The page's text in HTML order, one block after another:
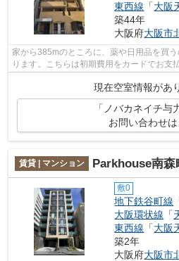
東西線 「大阪
築44年
大阪府大阪市
家から385mのところに、薬や日用品を買
ります。こちらは初期費用をカードでお支
現在空室情報があ
「ノバカネイチ与
お問い合わせ
賃貸 | マンション Parkhouse南森
敷0
地下鉄谷町線
大阪環状線 「
東西線 「大阪
築2年
大阪府大阪市